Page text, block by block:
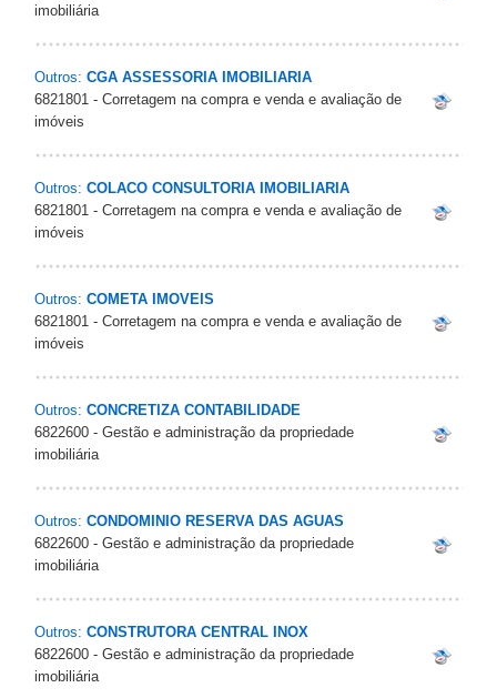
imobiliária
Outros: CGA ASSESSORIA IMOBILIARIA
6821801 - Corretagem na compra e venda e avaliação de
imóveis
Outros: COLACO CONSULTORIA IMOBILIARIA
6821801 - Corretagem na compra e venda e avaliação de
imóveis
Outros: COMETA IMOVEIS
6821801 - Corretagem na compra e venda e avaliação de
imóveis
Outros: CONCRETIZA CONTABILIDADE
6822600 - Gestão e administração da propriedade
imobiliária
Outros: CONDOMINIO RESERVA DAS AGUAS
6822600 - Gestão e administração da propriedade
imobiliária
Outros: CONSTRUTORA CENTRAL INOX
6822600 - Gestão e administração da propriedade
imobiliária